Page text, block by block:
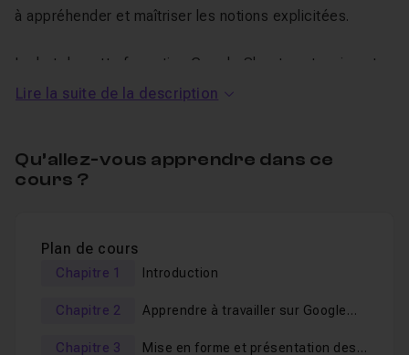
à appréhender et maîtriser les notions explicitées.
Le but de cette formation Google Sheets est vraiment
de vous donner les clés avec un maximum de
tous les éléments vus ensemble. Pour cela, des
dizaines de quiz et d'exercice pratique viennent
Dans cette formation Google
Sheet, nous aborderons ensemble
Lire la suite de la description
Qu’allez-vous apprendre dans ce
cours ?
Plan de cours
Chapitre 1 Introduction
Chapitre 2
Apprendre à travailler sur Google
Chapitre 3
Mise en forme et présentation des